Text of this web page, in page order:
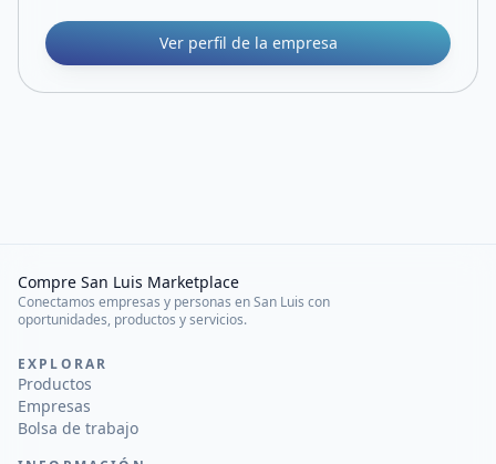
Ver perfil de la empresa
Compre San Luis Marketplace
Conectamos empresas y personas en San Luis con
oportunidades, productos y servicios.
EXPLORAR
Productos
Empresas
Bolsa de trabajo